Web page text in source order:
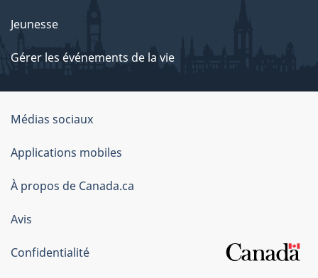
Jeunesse
Gérer les événements de la vie
Organisation
du
gouvernement
du
Canada
Médias sociaux
Applications mobiles
À propos de Canada.ca
Avis
Confidentialité